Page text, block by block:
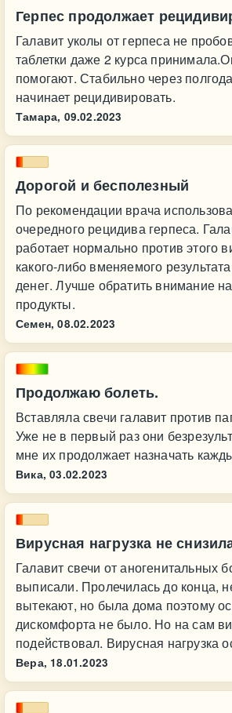
Герпес продолжает
Галавит уколы от герпеса не
таблетки даже 2 курса
помогают. Стабильно через
начинает рецидивировать.
Тамара, 09.02.2023
Дорогой и бесполезный
По рекомендации врача
очередного рецидива герпеса.
работает нормально против этого
какого-либо вменяемого
денег. Лучше обратить внимание
продукты.
Семен, 08.02.2023
Продолжаю болеть.
Вставляла свечи галавит против
Уже не в первый раз они
мне их продолжает назначать
Вика, 03.02.2023
Вирусная нагрузка не
Галавит свечи от аногенитальных
выписали. Пролечилась до конца,
вытекают, но была дома поэтому
дискомфорта не было. Но на сам
подействовал. Вирусная нагрузка
Вера, 18.01.2023